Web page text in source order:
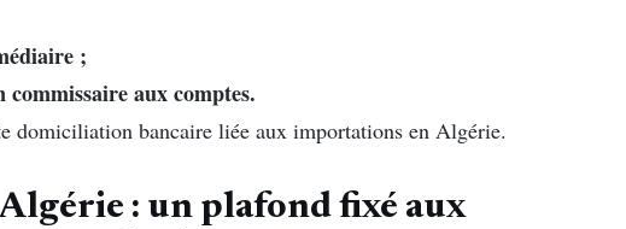
;
aux comptes.
domiciliation bancaire liée aux importations en Algérie.
: un plafond fixé aux